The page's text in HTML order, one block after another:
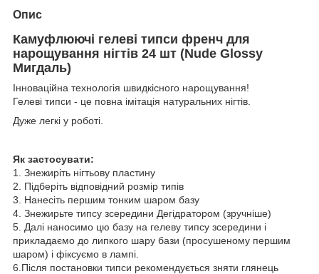
Опис
Камуфлюючі гелеві типси френч для
нарощування нігтів 24 шт (Nude Glossy
Мигдаль)
Інноваційна технологія швидкісного нарощування!
Гелеві типси - це повна імітація натуральних нігтів.
Дуже легкі у роботі.
Як застосувати:
1. Знежиріть нігтьову пластину
2. Підберіть відповідний розмір типів
3. Нанесіть першим тонким шаром базу
4. Знежирьте типсу зсередини Дегідратором (зручніше)
5. Далі наносимо цю базу на гелеву типсу зсередини і
прикладаємо до липкого шару бази (просушеному першим
шаром) і фіксуємо в лампі.
6.Після постановки типси рекомендується зняти глянець